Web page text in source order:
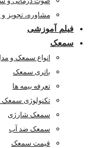
مشاوره، تجویز
فیلم آموزشی
سمعک
انواع سمعک و
باتری سمعک
تعرفه بیمه ها
تکنولوژی سمعک
سمعک شارژی
سمعک ضد آب
قیمت سمعک